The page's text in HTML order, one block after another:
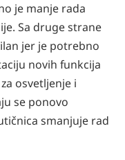
je manje rada
Sa druge strane
jer je potrebno
novih funkcija
osvetljenje i
se ponovo
smanjuje rad